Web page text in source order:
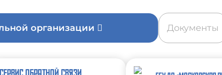
организации Документы